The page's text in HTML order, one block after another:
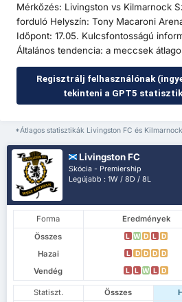
Mérkőzés: Livingston vs Kilmarnock
forduló Helyszín: Tony Macaroni
Időpont: 17.05. Kulcsfontosságú
Általános tendencia: a meccsek
Regisztrálj felhasználónak
tekinteni a GPT5
*Átlagos statisztikák Livingston FC és
Livingston FC
Skócia - Premiership
Legújabb : 1W / 8D / 8L
Forma Eredmények
Összes
L W D L D
Hazai L D D D D
Vendég L L W L D
Statiszt. Összes